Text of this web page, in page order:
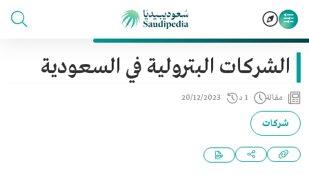
الشركات البترولية في السعودية
مقالة 1 د 20/12/2023
شركات